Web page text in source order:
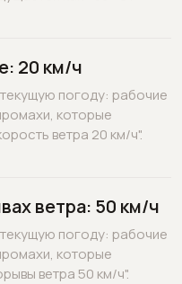
20 км/ч
погоду: рабочие
которые
ветра 20 км/ч".
ветра: 50 км/ч
погоду: рабочие
которые
ветра 50 км/ч".